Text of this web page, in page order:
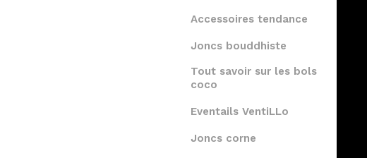
Accessoires tendance
Joncs bouddhiste
Tout savoir sur les bols
coco
Eventails VentiLLo
Joncs corne